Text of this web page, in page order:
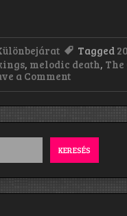
Tagged
, melodic death,
a Commenton
The
Orcish
Eclipse
(2023)
KERESÉS